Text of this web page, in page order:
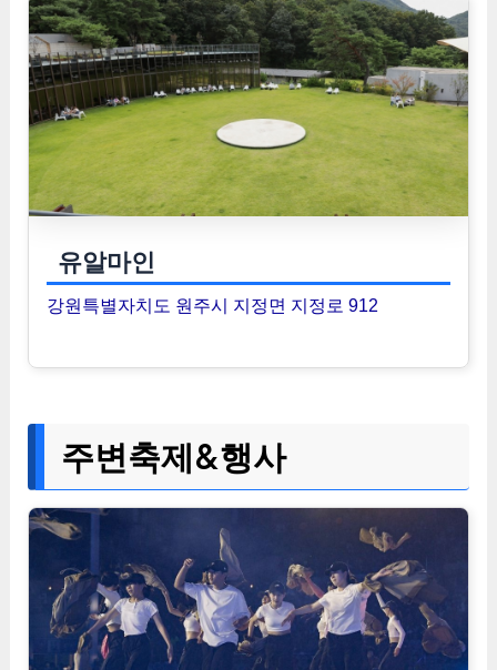
유알마인
강원특별자치도 원주시 지정면 지정로 912
주변축제&행사